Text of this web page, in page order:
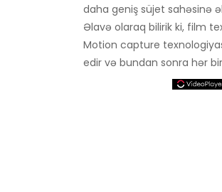
daha geniş süjet sahəsinə
Əlavə olaraq bilirik ki, film
Motion capture
edir və bundan sonra hər